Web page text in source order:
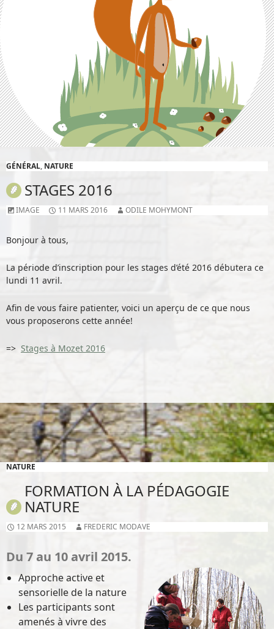
GÉNÉRAL, NATURE
STAGES 2016
IMAGE 11 MARS 2016 ODILE MOHYMONT
Bonjour à tous,
La période d’inscription pour les stages d’été 2016 débutera ce
lundi 11 avril.
Afin de vous faire patienter, voici un aperçu de ce que nous
vous proposerons cette année!
=> Stages à Mozet 2016
NATURE
FORMATION À LA PÉDAGOGIE
NATURE
12 MARS 2015 FREDERIC MODAVE
Du 7 au 10 avril 2015.
Approche active et
sensorielle de la nature
Les participants sont
amenés à vivre des